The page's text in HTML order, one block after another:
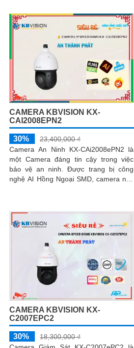
hiện đại, camera...
CAMERA KBVISION KX-
CAI2008EPN2
30%
23,400,000 ₫
Camera An Ninh KX-CAi2008ePN2 là
một Camera đáng tin cậy trong việc
bảo vệ an ninh. Được trang bị công
nghệ AI Hồng Ngoại SMD, camera này
CAMERA KBVISION KX-
C2007EPC2
30%
18,300,000 ₫